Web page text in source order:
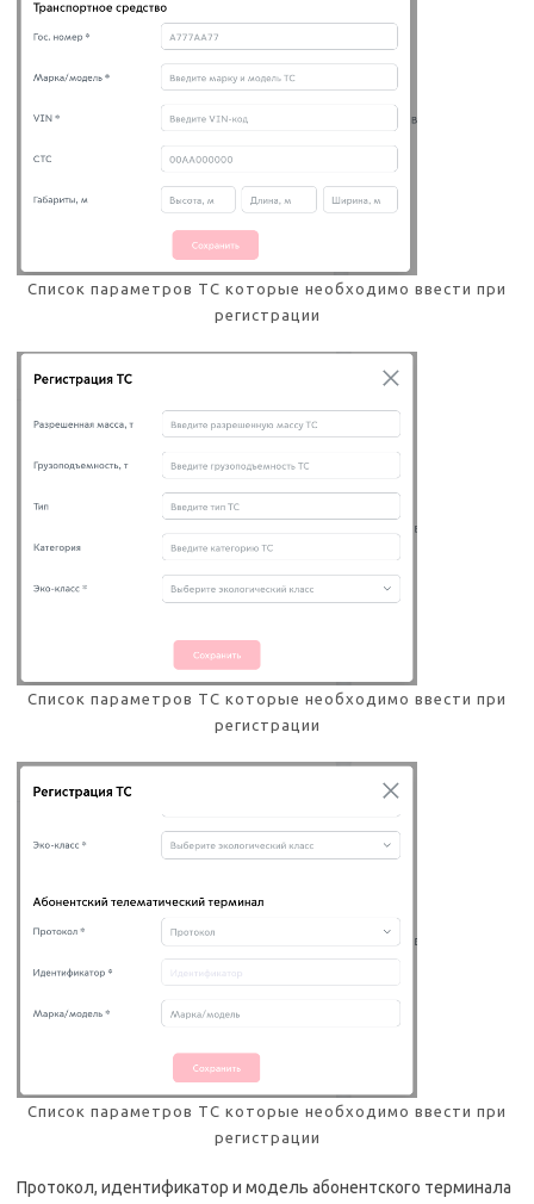
Список параметров ТС которые необходимо ввести при
регистрации
Список параметров ТС которые необходимо ввести при
регистрации
Список параметров ТС которые необходимо ввести при
регистрации
Протокол, идентификатор и модель абонентского терминала